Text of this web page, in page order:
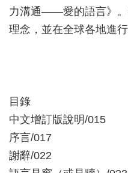
力溝通——愛的語言》。
理念，並在全球各地進
目錄
中文增訂版說明/015
序言/017
謝辭/022